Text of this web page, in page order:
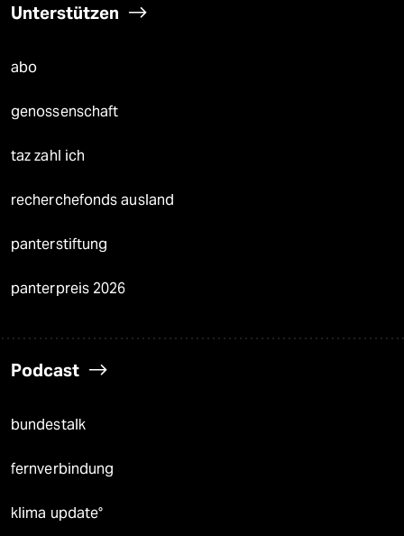
Unterstützen
abo
genossenschaft
taz zahl ich
recherchefonds ausland
panterstiftung
panterpreis 2026
Podcast
bundestalk
fernverbindung
klima update°